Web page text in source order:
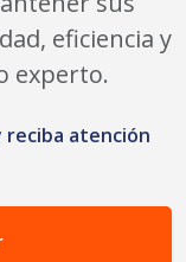
eficiencia y
experto.
reciba atención